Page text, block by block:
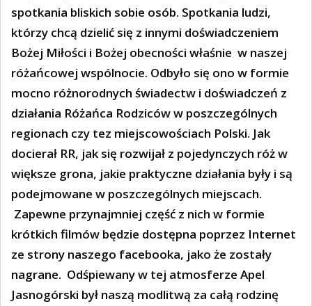
spotkania bliskich sobie osób. Spotkania ludzi,
którzy chcą dzielić się z innymi doświadczeniem
Bożej Miłości i Bożej obecności właśnie w naszej
różańcowej wspólnocie. Odbyło się ono w formie
mocno różnorodnych świadectw i doświadczeń z
działania Różańca Rodziców w poszczególnych
regionach czy tez miejscowościach Polski. Jak
docierał RR, jak się rozwijał z pojedynczych róż w
większe grona, jakie praktyczne działania były i są
podejmowane w poszczególnych miejscach.
Zapewne przynajmniej część z nich w formie
krótkich filmów będzie dostępna poprzez Internet
ze strony naszego facebooka, jako że zostały
nagrane. Odśpiewany w tej atmosferze Apel
Jasnogórski był naszą modlitwą za całą rodzinę